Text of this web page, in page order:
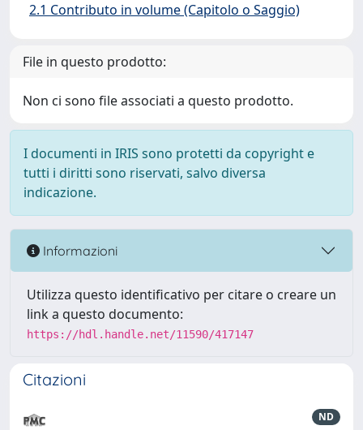
2.1 Contributo in volume (Capitolo o Saggio)
File in questo prodotto:
Non ci sono file associati a questo prodotto.
I documenti in IRIS sono protetti da copyright e
tutti i diritti sono riservati, salvo diversa
indicazione.
Informazioni
Utilizza questo identificativo per citare o creare un
link a questo documento:
https://hdl.handle.net/11590/417147
Citazioni
ND